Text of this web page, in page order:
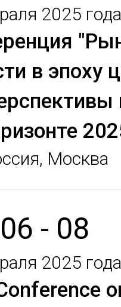
2025 года
в эпоху
Москва
06 - 08
2025 года